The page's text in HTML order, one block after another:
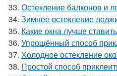
33. Остекление балконов и
34. Зимнее остекление
35. Какие окна лучше
36. Упрощённый способ
37. Холодное остекление
38. Простой способ